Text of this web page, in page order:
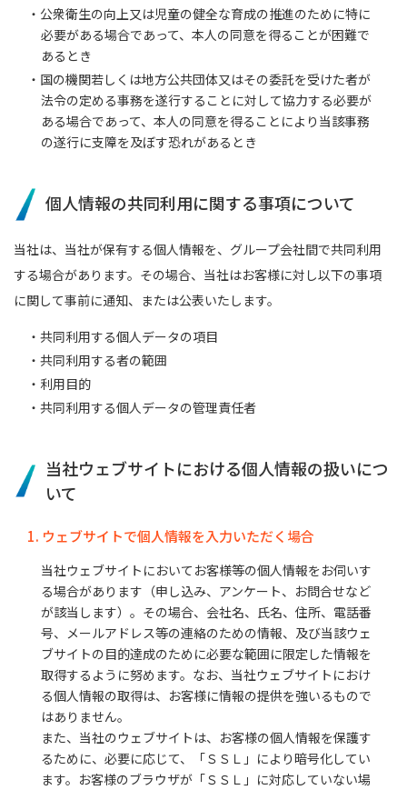
・公衆衛生の向上又は児童の健全な育成の推進のために特に
必要がある場合であって、本人の同意を得ることが困難で
あるとき
・国の機関若しくは地方公共団体又はその委託を受けた者が
法令の定める事務を遂行することに対して協力する必要が
ある場合であって、本人の同意を得ることにより当該事務
の遂行に支障を及ぼす恐れがあるとき
個人情報の共同利用に関する事項について
当社は、当社が保有する個人情報を、グループ会社間で共同利用
する場合があります。その場合、当社はお客様に対し以下の事項
に関して事前に通知、または公表いたします。
・共同利用する個人データの項目
・共同利用する者の範囲
・利用目的
・共同利用する個人データの管理責任者
当社ウェブサイトにおける個人情報の扱いにつ
いて
1. ウェブサイトで個人情報を入力いただく場合
当社ウェブサイトにおいてお客様等の個人情報をお伺いす
る場合があります（申し込み、アンケート、お問合せなど
が該当します）。その場合、会社名、氏名、住所、電話番
号、メールアドレス等の連絡のための情報、及び当該ウェ
ブサイトの目的達成のために必要な範囲に限定した情報を
取得するように努めます。なお、当社ウェブサイトにおけ
る個人情報の取得は、お客様に情報の提供を強いるもので
はありません。
また、当社のウェブサイトは、お客様の個人情報を保護す
るために、必要に応じて、「ＳＳＬ」により暗号化してい
ます。お客様のブラウザが「ＳＳＬ」に対応していない場